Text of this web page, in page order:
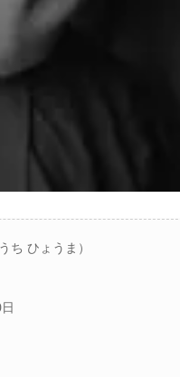
ち ひょうま）